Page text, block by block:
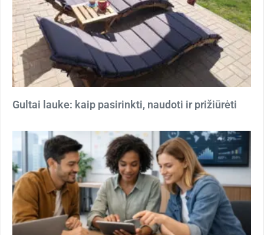
Gultai lauke: kaip pasirinkti, naudoti ir prižiūrėti